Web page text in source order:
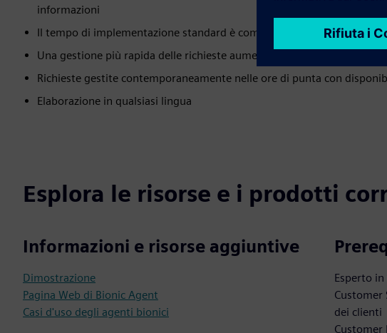
informazioni
Il tempo di implementazione standard è compreso tra 3 settimane e 2
Una gestione più rapida delle richieste aumenta la soddisfazione del
Richieste gestite contemporaneamente nelle ore di punta con
Elaborazione in qualsiasi lingua
Esplora le risorse e i prodotti
Informazioni e risorse aggiuntive
Dimostrazione
Pagina Web di Bionic Agent
Casi d'uso degli agenti bionici
Esperto
Customer
dei clienti
Customer